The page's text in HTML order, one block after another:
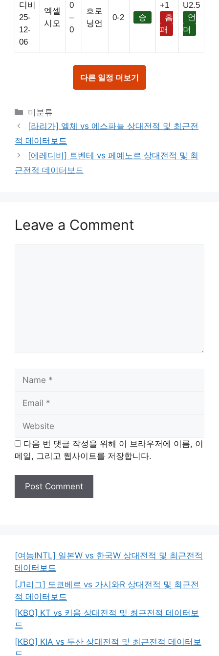
디비
25-
12-
06
엑셀
시오
0
–
0
흐로
닝언
0-2 승
+1
홈
패
U2.5
언
더
다른 일정 더보기
Categories
미분류
[라리가] 엘체 vs 에스파뇰 상대전적 및 최근전
적 데이터보드
[에레디비] 트벤테 vs 페예노르 상대전적 및 최
근전적 데이터보드
Leave a Comment
Name
Email
Website
다음 번 댓글 작성을 위해 이 브라우저에 이름, 이
메일, 그리고 웹사이트를 저장합니다.
[여농INTL] 일본W vs 한국W 상대전적 및 최근전적
데이터보드
[J1리그] 도쿄베르 vs 가시와R 상대전적 및 최근전
적 데이터보드
[KBO] KT vs 키움 상대전적 및 최근전적 데이터보
드
[KBO] KIA vs 두산 상대전적 및 최근전적 데이터보
드